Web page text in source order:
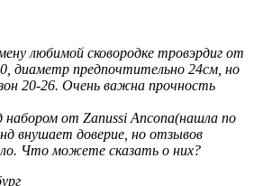
любимой сковородке тровэрдиг от
диаметр предпочтительно 24см, но
20-26. Очень важна прочность
от Zanussi Ancona(нашла по
внушает доверие, но отзывов
Что можете сказать о них?